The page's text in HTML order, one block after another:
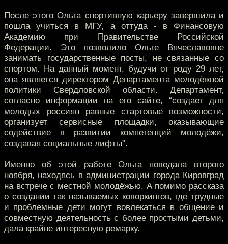
После этого Ольга спортивную карьеру завершила и
пошла учиться в МГУ, а оттуда - в Финансовую
Академию при Правительстве Российской
Федерации. Это позволило Ольге Вячеславовне
занимать государственные посты, не связанные со
спортом. На данный момент, будучи от роду 29 лет,
она является директором Департамента молодёжной
политики Свердловской области. Департамент,
согласно информации на его сайте, “создает для
молодых россиян равные стартовые возможности,
организует сервисные площадки, оказывающие
содействие в развитии компетенций молодёжи,
создавая социальные лифты”.
Именно об этой работе Ольга поведала второго
ноября, находясь в администрации города Кировград
на встрече с местной молодёжью. А помимо рассказа
о создании так называемых коворкингов, где трудные
и проблемные дети могут вовлекаться в общение и
совместную деятельность с более простыми детьми,
дала крайне интересную ремарку.